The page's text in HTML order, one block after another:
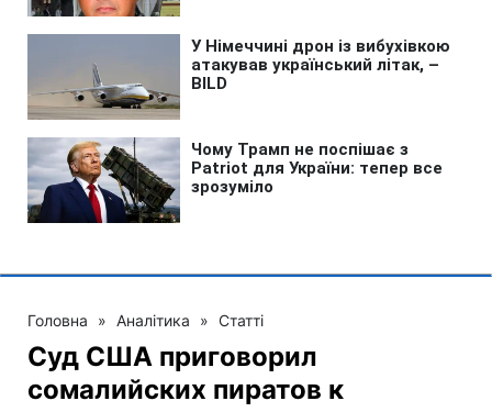
Головна » Аналітика » Статті
Суд США приговорил
сомалийских пиратов к